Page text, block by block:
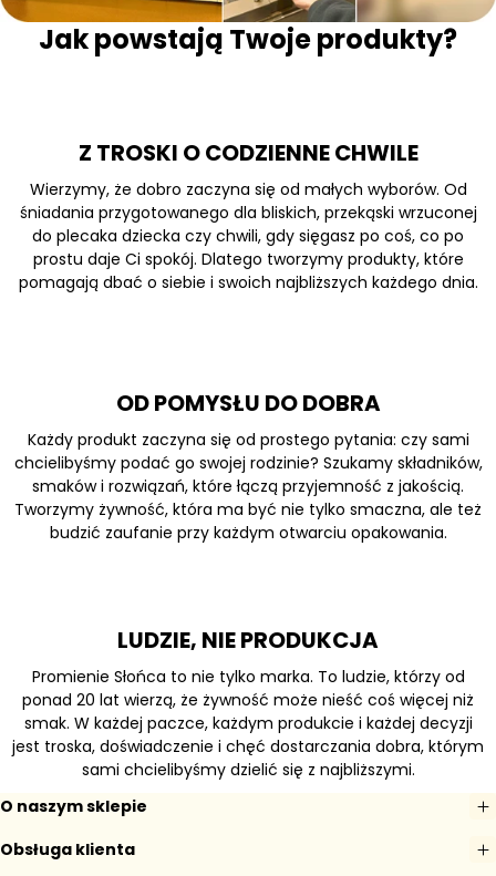
Jak powstają Twoje produkty?
Z TROSKI O CODZIENNE CHWILE
Wierzymy, że dobro zaczyna się od małych wyborów. Od
śniadania przygotowanego dla bliskich, przekąski wrzuconej
do plecaka dziecka czy chwili, gdy sięgasz po coś, co po
prostu daje Ci spokój. Dlatego tworzymy produkty, które
pomagają dbać o siebie i swoich najbliższych każdego dnia.
OD POMYSŁU DO DOBRA
Każdy produkt zaczyna się od prostego pytania: czy sami
chcielibyśmy podać go swojej rodzinie? Szukamy składników,
smaków i rozwiązań, które łączą przyjemność z jakością.
Tworzymy żywność, która ma być nie tylko smaczna, ale też
budzić zaufanie przy każdym otwarciu opakowania.
LUDZIE, NIE PRODUKCJA
Promienie Słońca to nie tylko marka. To ludzie, którzy od
ponad 20 lat wierzą, że żywność może nieść coś więcej niż
smak. W każdej paczce, każdym produkcie i każdej decyzji
jest troska, doświadczenie i chęć dostarczania dobra, którym
sami chcielibyśmy dzielić się z najbliższymi.
O naszym sklepie
Obsługa klienta